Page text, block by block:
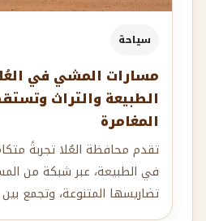
سياحة
مسارات المشي في
الطبيعة والتراث
المغامرة
تقدم محافظة العُلا تجربةً
في الطبيعة، عبر شبكة من
تضاريسها المتنوعة، وتجمع